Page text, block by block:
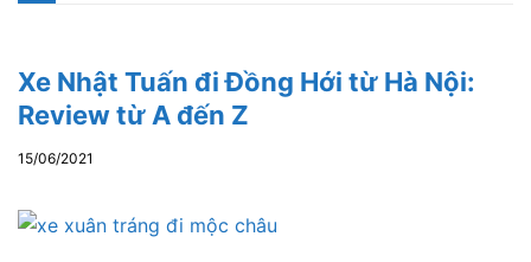
Xe Nhật Tuấn đi Đồng Hới từ Hà Nội:
Review từ A đến Z
15/06/2021